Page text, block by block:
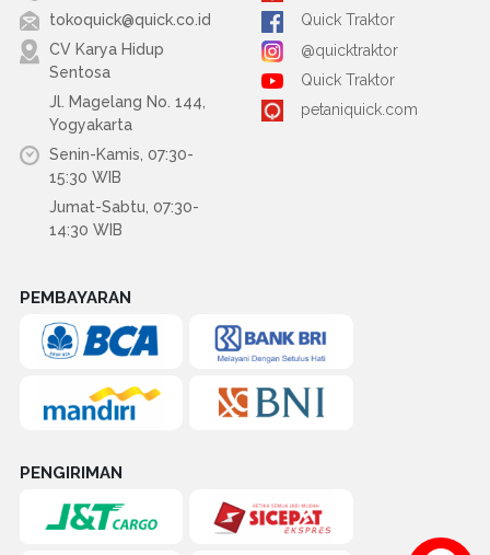
tokoquick@quick.co.id
CV Karya Hidup
Sentosa
Jl. Magelang No. 144,
Yogyakarta
Senin-Kamis, 07:30-
15:30 WIB
Jumat-Sabtu, 07:30-
14:30 WIB
Quick Traktor
@quicktraktor
Quick Traktor
petaniquick.com
PEMBAYARAN
PENGIRIMAN